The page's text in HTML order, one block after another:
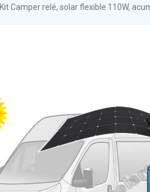
Kit Camper relé, solar flexible 110W,